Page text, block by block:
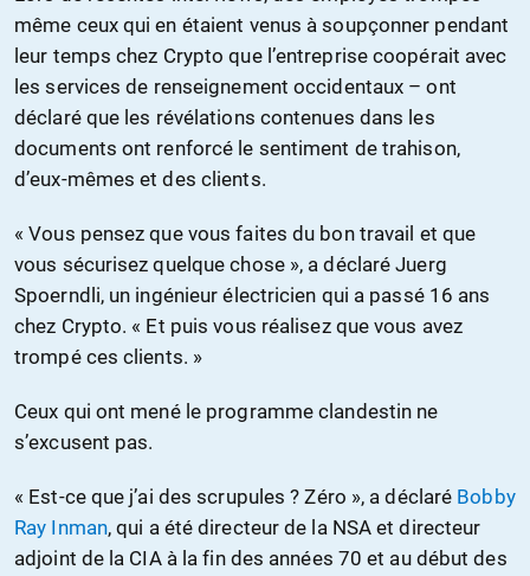
même ceux qui en étaient venus à soupçonner pendant
leur temps chez Crypto que l’entreprise coopérait avec
les services de renseignement occidentaux – ont
déclaré que les révélations contenues dans les
documents ont renforcé le sentiment de trahison,
d’eux-mêmes et des clients.
« Vous pensez que vous faites du bon travail et que
vous sécurisez quelque chose », a déclaré Juerg
Spoerndli, un ingénieur électricien qui a passé 16 ans
chez Crypto. « Et puis vous réalisez que vous avez
trompé ces clients. »
Ceux qui ont mené le programme clandestin ne
s’excusent pas.
« Est-ce que j’ai des scrupules ? Zéro », a déclaré Bobby
Ray Inman, qui a été directeur de la NSA et directeur
adjoint de la CIA à la fin des années 70 et au début des